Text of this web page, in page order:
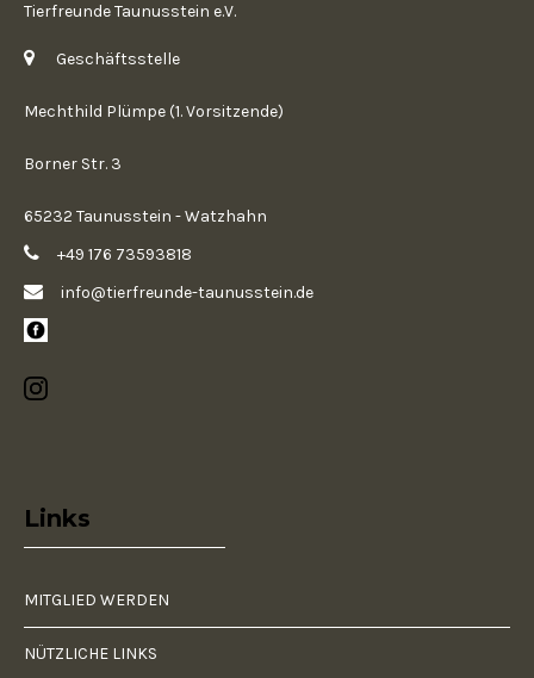
Tierfreunde Taunusstein e.V.
Geschäftsstelle
Mechthild Plümpe (1. Vorsitzende)
Borner Str. 3
65232 Taunusstein - Watzhahn
+49 176 73593818
info@tierfreunde-taunusstein.de
Links
MITGLIED WERDEN
NÜTZLICHE LINKS